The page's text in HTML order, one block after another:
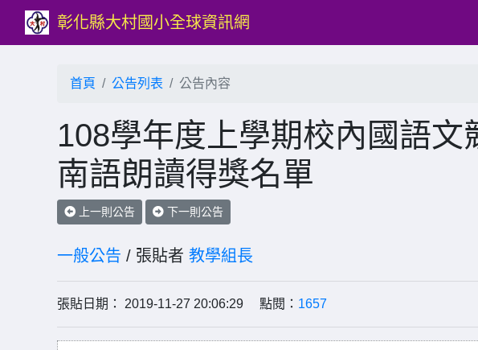
彰化縣大村國小全球資訊網
首頁 公告列表 公告內容
108學年度上學期校內國語文
南語朗讀得獎名單
上一則公告 下一則公告
一般公告 / 張貼者 教學組長
張貼日期： 2019-11-27 20:06:29 點閱： 1657